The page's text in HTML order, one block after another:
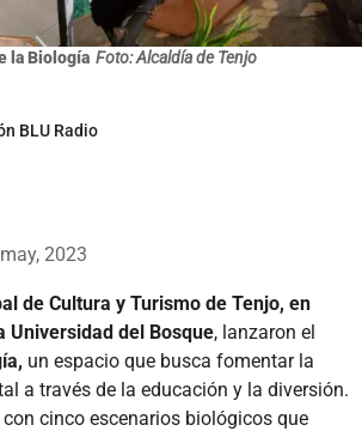
la Biología Foto: Alcaldía de Tenjo
BLU Radio
2023
de Cultura y Turismo de Tenjo, en
Universidad del Bosque, lanzaron el
un espacio que busca fomentar la
a través de la educación y la diversión.
cinco escenarios biológicos que